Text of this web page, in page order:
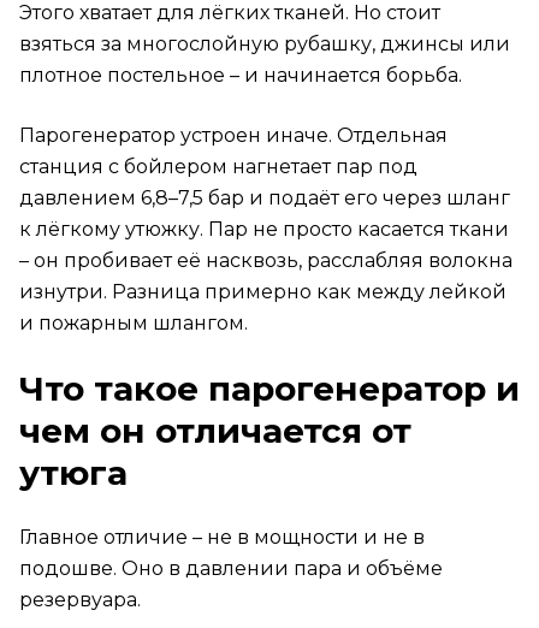
Можно ли использовать водопроводную воду в
CareStyle?
Сколько времени уходит на нагрев?
Парогенератор подойдёт для шёлка и
деликатных тканей?
Что будет, если забыть выключить
парогенератор?
Обычный утюг Braun TexStyle – плохой выбор?
Итог
Этого хватает для лёгких тканей. Но стоит
взяться за многослойную рубашку, джинсы или
плотное постельное – и начинается борьба.
Парогенератор устроен иначе. Отдельная
станция с бойлером нагнетает пар под
давлением 6,8–7,5 бар и подаёт его через шланг
к лёгкому утюжку. Пар не просто касается ткани
– он пробивает её насквозь, расслабляя волокна
изнутри. Разница примерно как между лейкой
и пожарным шлангом.
Что такое парогенератор и
чем он отличается от
утюга
Главное отличие – не в мощности и не в
подошве. Оно в давлении пара и объёме
резервуара.